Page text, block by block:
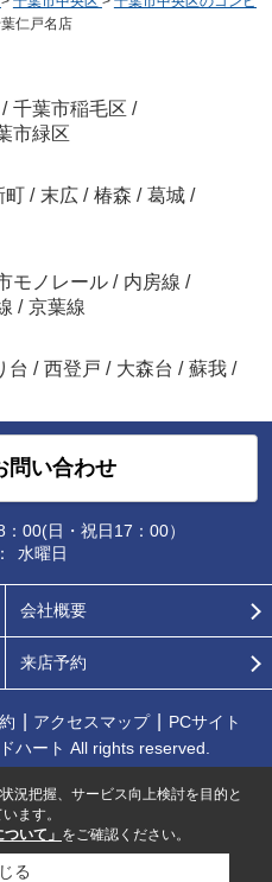
仁戸名店
/ 千葉市稲毛区 /
市緑区
町 / 末広 / 椿森 / 葛城 /
モノレール / 内房線 /
/ 京葉線
台 / 西登戸 / 大森台 / 蘇我 /
問い合わせ
00(日・祝日17：00）
水曜日
会社概要
来店予約
アクセスマップ
PCサイト
ハート All rights reserved.
況把握、サービス向上検討を目的と
ます。
いて」 をご確認ください。
る